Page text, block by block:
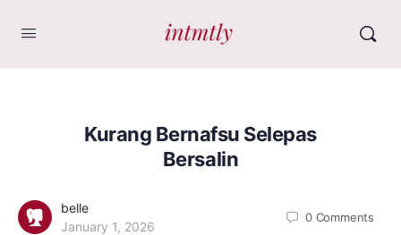
Kurang Bernafsu Selepas
Bersalin
belle
January 1, 2026
0 Comments